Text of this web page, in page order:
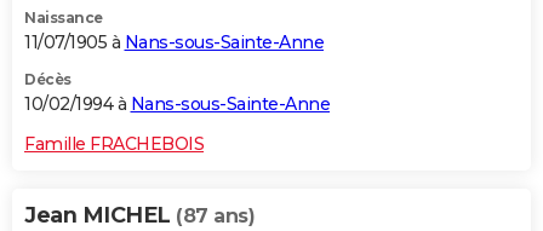
Naissance
11/07/1905 à Nans-sous-Sainte-Anne
Décès
10/02/1994 à Nans-sous-Sainte-Anne
Famille FRACHEBOIS
Jean MICHEL (87 ans)